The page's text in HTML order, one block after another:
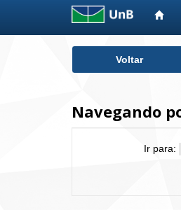
Voltar
Navegando
Ir para: